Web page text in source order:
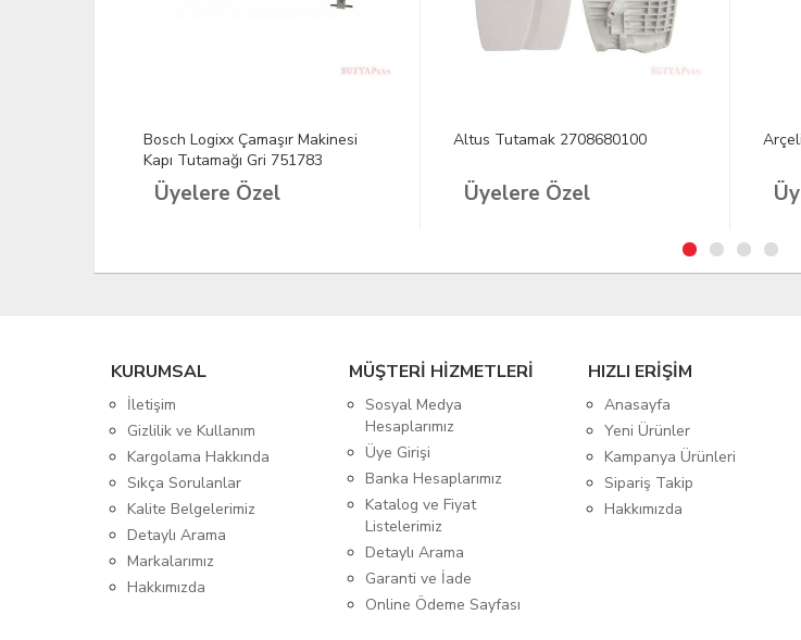
Bosch Logixx Çamaşır Makinesi
Kapı Tutamağı Gri 751783
Üyelere Özel
Altus Tutamak 2708680100
Üyelere Özel
KURUMSAL
İletişim
Gizlilik ve Kullanım
Kargolama Hakkında
Sıkça Sorulanlar
Kalite Belgelerimiz
Detaylı Arama
Markalarımız
Hakkımızda
MÜŞTERİ HİZMETLERİ
Sosyal Medya
Hesaplarımız
Üye Girişi
Banka Hesaplarımız
Katalog ve Fiyat
Listelerimiz
Detaylı Arama
Garanti ve İade
Online Ödeme Sayfası
HIZLI ERİŞİM
Anasayfa
Yeni Ürünler
Kampanya Ürünleri
Sipariş Takip
Hakkımızda